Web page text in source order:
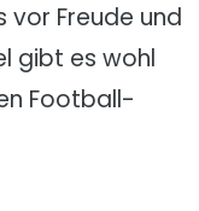
vor Freude und
gibt es wohl
Football-